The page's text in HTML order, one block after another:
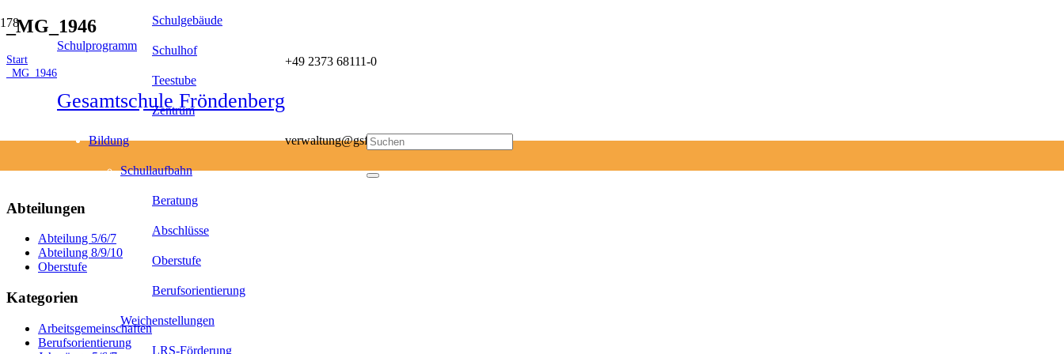
Schulprogramm
Gesamtschule Fröndenberg
+49 2373 68111-0
verwaltung@gsf-mail.de
Schulgebäude
Schulhof
Teestube
Zentrum
Bildung
Schullaufbahn
Beratung
Abschlüsse
Oberstufe
Berufsorientierung
Weichenstellungen
LRS-Förderung
_MG_1946
Start
_MG_1946
Abteilungen
Abteilung 5/6/7
Abteilung 8/9/10
Oberstufe
Kategorien
Arbeitsgemeinschaften
Berufsorientierung